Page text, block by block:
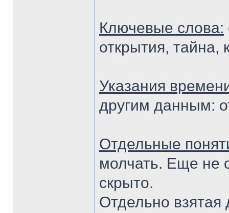
Ключевые слова:
открытия, тайна,
Указания
другим данным:
Отдельные
молчать. Еще не
скрыто.
Отдельно взятая